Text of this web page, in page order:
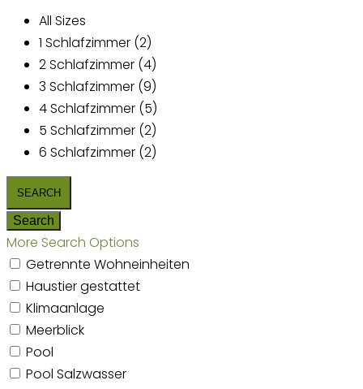
All Sizes
1 Schlafzimmer (2)
2 Schlafzimmer (4)
3 Schlafzimmer (9)
4 Schlafzimmer (5)
5 Schlafzimmer (2)
6 Schlafzimmer (2)
More Search Options
Getrennte Wohneinheiten
Haustier gestattet
Klimaanlage
Meerblick
Pool
Pool Salzwasser